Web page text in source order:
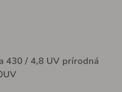
430 / 4,8 UV prírodná